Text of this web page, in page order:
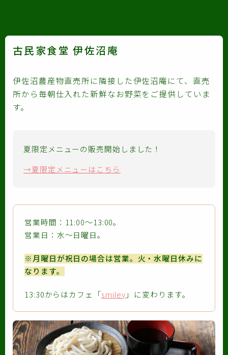
古民家食堂 伊佐沼庵
伊佐沼農産物直売所に隣接した伊佐沼庵にて、直売
所から毎朝仕入れた新鮮なお野菜をご提供していま
す。
夏限定メニューの販売開始しました！
→夏限定メニューはこちら
営業時間：11:00〜13:00。
営業日：水〜日曜日。
※月曜日が祝日の場合は営業。火・水曜日休みに
なります。
13:30からはカフェ「smiley 」に変わります。